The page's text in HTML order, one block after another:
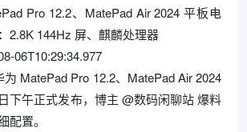
Pro 12.2、MatePad Air 2024 平板电
2.8K 144Hz 屏、麒麟处理器
06T10:29:34.977
MatePad Pro 12.2、MatePad Air 2024
下午正式发布，博主 @数码闲聊站 爆料
配置。